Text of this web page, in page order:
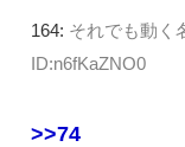
164: それでも動く
ID:n6fKaZNO0
>>74